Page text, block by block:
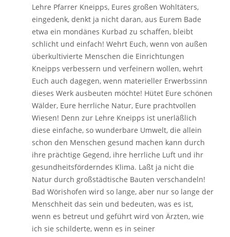
Lehre Pfarrer Kneipps, Eures großen Wohltäters,
eingedenk, denkt ja nicht daran, aus Eurem Bade
etwa ein mondänes Kurbad zu schaffen, bleibt
schlicht und einfach! Wehrt Euch, wenn von außen
überkultivierte Menschen die Einrichtungen
Kneipps verbessern und verfeinern wollen, wehrt
Euch auch dagegen, wenn materieller Erwerbssinn
dieses Werk ausbeuten möchte! Hütet Eure schönen
Wälder, Eure herrliche Natur, Eure prachtvollen
Wiesen! Denn zur Lehre Kneipps ist unerläßlich
diese einfache, so wunderbare Umwelt, die allein
schon den Menschen gesund machen kann durch
ihre prächtige Gegend, ihre herrliche Luft und ihr
gesundheitsförderndes Klima. Laßt ja nicht die
Natur durch großstädtische Bauten verschandeln!
Bad Wörishofen wird so lange, aber nur so lange der
Menschheit das sein und bedeuten, was es ist,
wenn es betreut und geführt wird von Ärzten, wie
ich sie schilderte, wenn es in seiner